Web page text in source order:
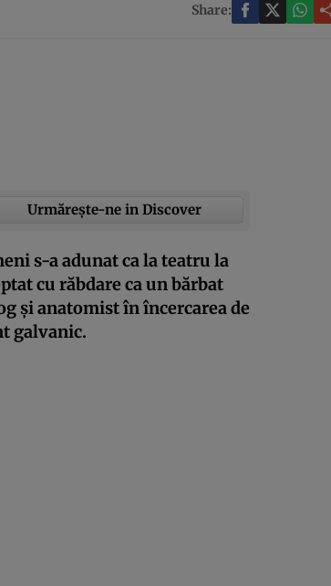
Share:
Urmărește-ne in Discover
s-a adunat ca la teatru la
cu răbdare ca un bărbat
și anatomist în încercarea de
galvanic.